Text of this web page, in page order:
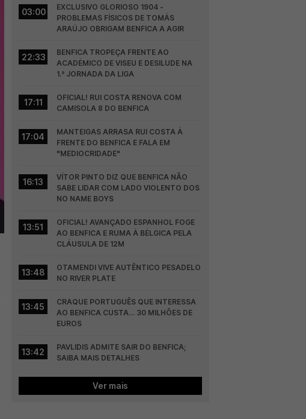
03:00
EXCLUSIVO GLORIOSO 1904 -
PROBLEMAS FÍSICOS DE TOMÁS
ARAÚJO OBRIGAM BENFICA A AGIR
22:33
BENFICA TROPEÇA FRENTE AO
ACADÉMICO DE VISEU E DESILUDE NA
1.ª JORNADA DA LIGA
17:11
OFICIAL! RUI COSTA RENOVA COM
CAMISOLA 8 DO BENFICA
17:04
MANTEIGAS ARRASA RUI COSTA À
FRENTE DO BENFICA E FALA EM
"MEDIOCRIDADE"
16:13
VÍTOR PINTO DIZ QUE BENFICA NÃO
SABE LIDAR COM LADO VIOLENTO DOS
NO NAME BOYS
13:51
OFICIAL! AVANÇADO ESPANHOL FOGE
AO BENFICA E RUMA À BÉLGICA PELA
CLÁUSULA DE 12M
13:48
OTAMENDI VIVE AUTÊNTICO PESADELO
NO RIVER PLATE
13:45
CRAQUE PORTUGUÊS QUE INTERESSA
AO BENFICA CUSTA… 30 MILHÕES DE
EUROS
13:42
PAVLIDIS ADMITE SAIR DO BENFICA;
SAIBA MAIS DETALHES
Ver mais